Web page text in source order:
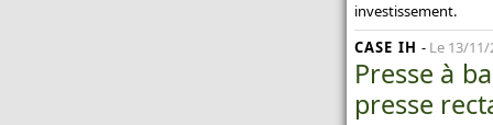
investissement.
CASE IH - Le 13/11/
Presse à
presse